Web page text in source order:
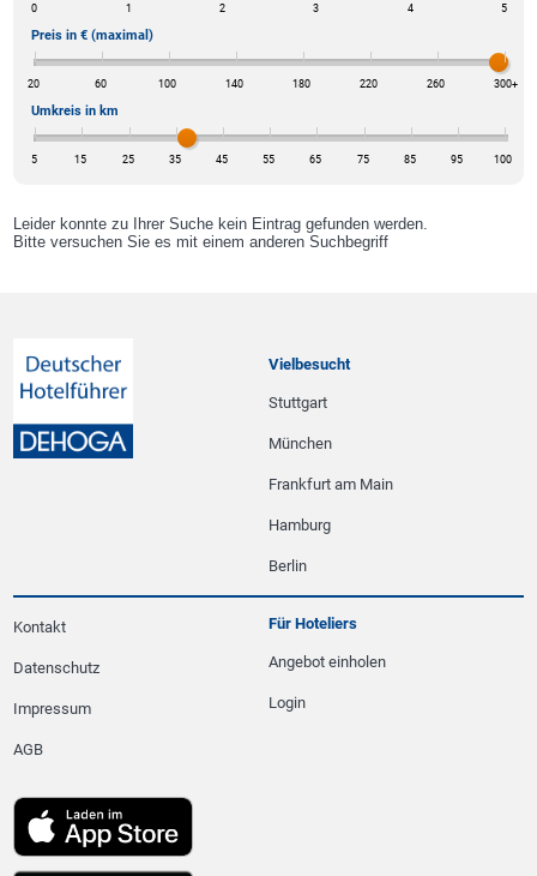
Leider konnte zu Ihrer Suche kein Eintrag gefunden werden.
Bitte versuchen Sie es mit einem anderen Suchbegriff
0 1 2 3 4 5
Preis in € (maximal)
20 60 100 140 180 220 260 300+
Umkreis in km
5 15 25 35 45 55 65 75 85 95 100
Vielbesucht
Stuttgart
München
Frankfurt am Main
Hamburg
Berlin
Kontakt
Datenschutz
Impressum
AGB
Für Hoteliers
Angebot einholen
Login